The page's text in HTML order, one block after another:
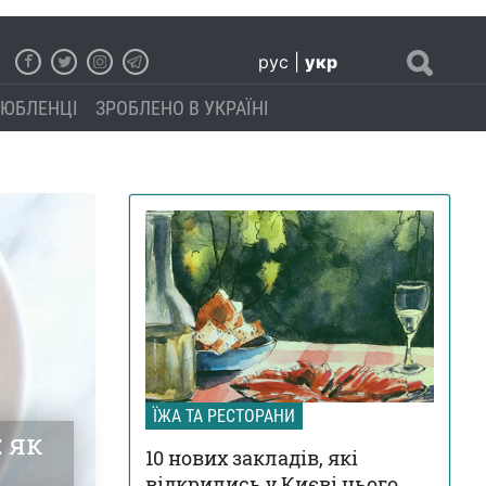
рус укр
ЗРОБЛЕНО В УКРАЇНІ
як
ЇЖА ТА РЕСТОРАНИ
10 нових закладів, які